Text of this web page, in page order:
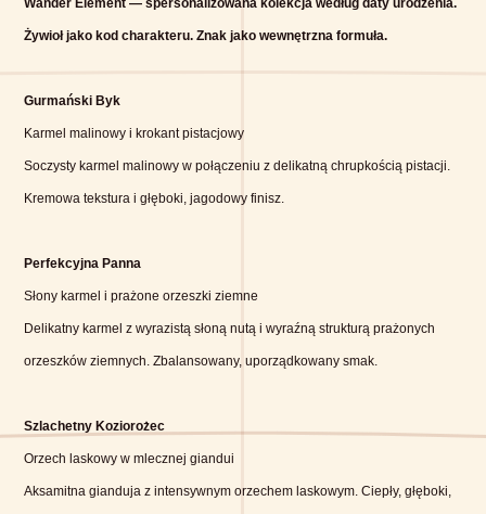
Żywioł jako kod charakteru. Znak jako wewnętrzna formuła.
Gurmаński Byk
Karmel malinowy i krokant pistacjowy
Soczysty karmel malinowy w połączeniu z delikatną chrupkością pistacji.
Kremowa tekstura i głęboki, jagodowy finisz.
Perfekcyjna Panna
Słony karmel i prażone orzeszki ziemne
Delikatny karmel z wyrazistą słoną nutą i wyraźną strukturą prażonych
orzeszków ziemnych. Zbalansowany, uporządkowany smak.
Szlachetny Koziorożec
Orzech laskowy w mlecznej giandui
Aksamitna gianduja z intensywnym orzechem laskowym. Ciepły, głęboki,